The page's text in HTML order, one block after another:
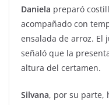
Daniela preparó
acompañado con
ensalada de arroz. El
señaló que la
altura del certamen.
Silvana, por su parte,